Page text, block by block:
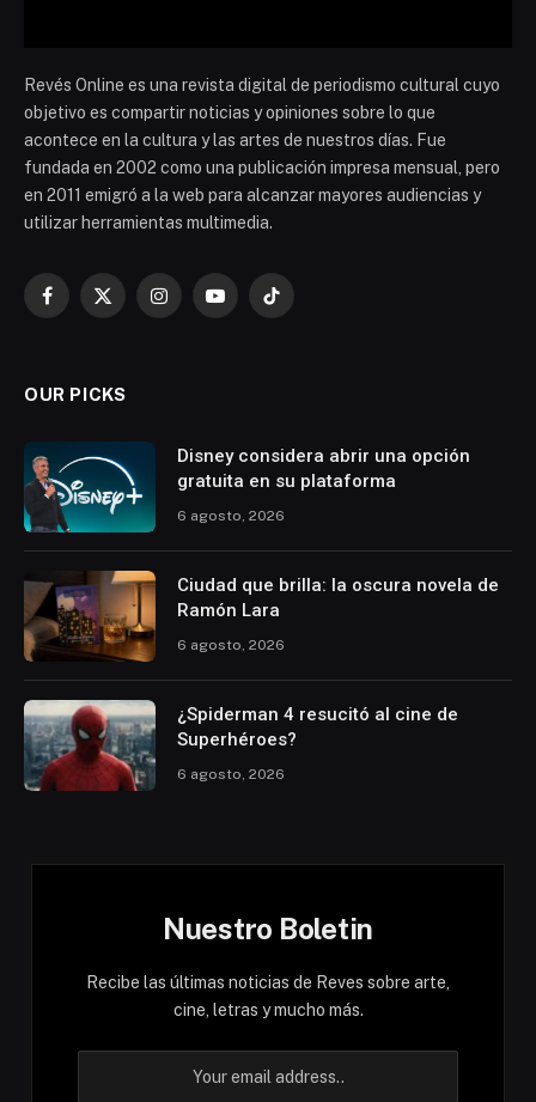
Revés Online es una revista digital de periodismo cultural cuyo
objetivo es compartir noticias y opiniones sobre lo que
acontece en la cultura y las artes de nuestros días. Fue
fundada en 2002 como una publicación impresa mensual, pero
en 2011 emigró a la web para alcanzar mayores audiencias y
utilizar herramientas multimedia.
Facebook
X
InstagramYouTubeTikTok
OUR PICKS
Disney considera abrir una opción
gratuita en su plataforma
6 agosto, 2026
Ciudad que brilla: la oscura novela de
Ramón Lara
6 agosto, 2026
¿Spiderman 4 resucitó al cine de
Superhéroes?
6 agosto, 2026
Nuestro Boletin
Recibe las últimas noticias de Reves sobre arte,
cine, letras y mucho más.